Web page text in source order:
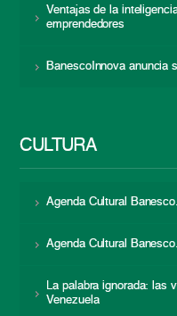
Ventajas de la
emprendedores
BanescoInnova anuncia
CULTURA
Agenda Cultural
Agenda Cultural
La palabra ignorada: las
Venezuela